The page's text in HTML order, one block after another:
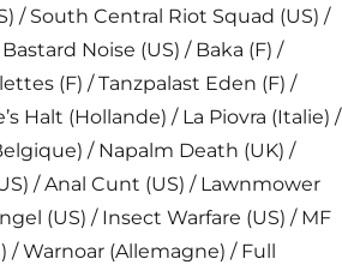
le
/ South Central Riot Squad (US) /
Noise (US) / Baka (F) /
(F) / Tanzpalast Eden (F) /
Halt (Hollande) / La Piovra (Italie) /
/ Napalm Death (UK) /
/ Anal Cunt (US) / Lawnmower
(US) / Insect Warfare (US) / MF
/ Warnoar (Allemagne) / Full